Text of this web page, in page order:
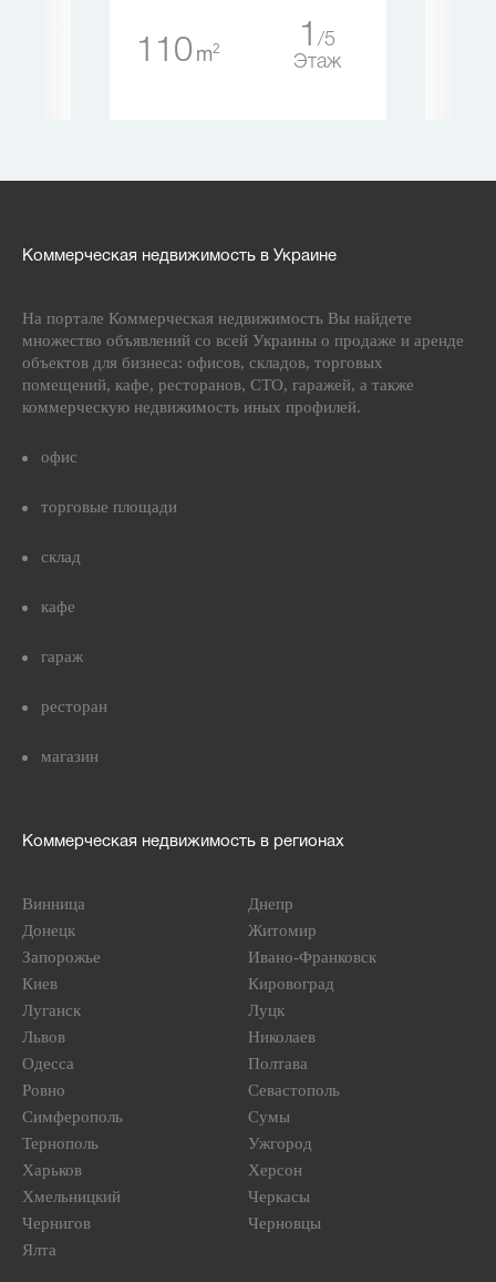
110 m2 1
5
Этаж
Коммерческая недвижимость в Украине
На портале Коммерческая недвижимость Вы найдете
множество объявлений со всей Украины о продаже и аренде
объектов для бизнеса: офисов, складов, торговых
помещений, кафе, ресторанов, СТО, гаражей, а также
коммерческую недвижимость иных профилей.
офис
торговые площади
склад
кафе
гараж
ресторан
магазин
Коммерческая недвижимость в регионах
Винница
Днепр
Донецк
Житомир
Запорожье
Ивано-Франковск
Киев
Кировоград
Луганск
Луцк
Львов
Николаев
Одесса
Полтава
Ровно
Севастополь
Симферополь
Сумы
Тернополь
Ужгород
Харьков
Херсон
Хмельницкий
Черкасы
Чернигов
Черновцы
Ялта